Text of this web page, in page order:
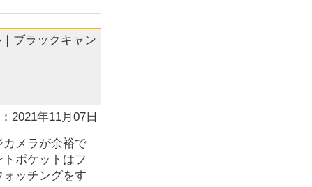
ブラックキャン
2021年11月07日
メラが余裕で
ポケットはフ
ッチングをす